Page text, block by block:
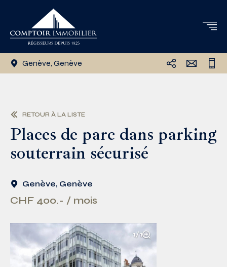
Genève, Genève
RETOUR À LA LISTE
Places de parc dans parking
souterrain sécurisé
Genève, Genève
CHF 400.- / mois
1/1